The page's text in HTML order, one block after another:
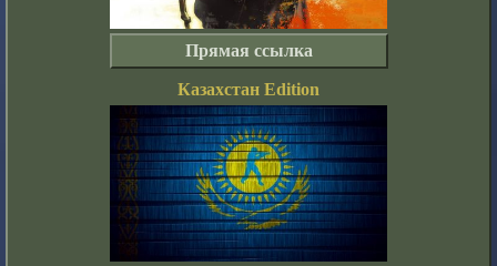
Прямая ссылка
Казахстан Edition